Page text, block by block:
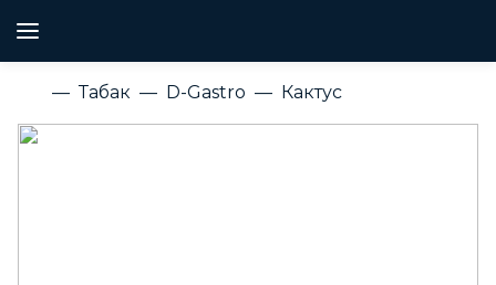
Табак D-Gastro Кактус